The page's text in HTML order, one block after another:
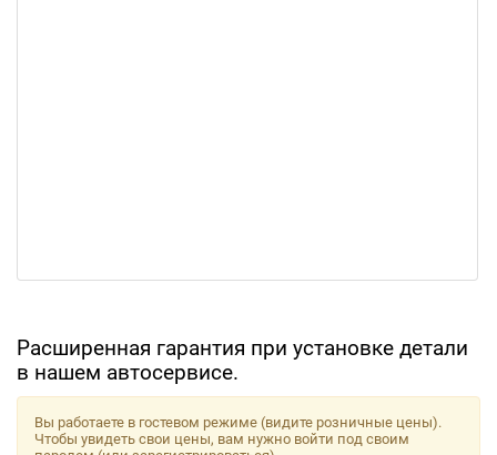
Расширенная гарантия при установке детали
в нашем автосервисе.
Вы работаете в гостевом режиме (видите розничные цены).
Чтобы увидеть свои цены, вам нужно войти под своим